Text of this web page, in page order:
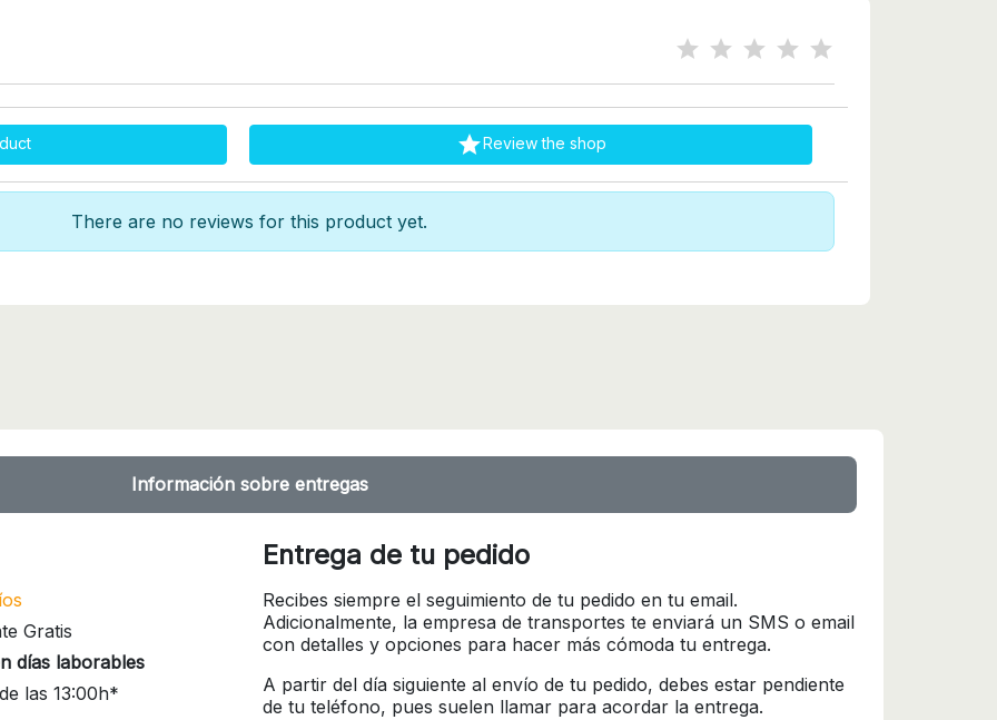
Review the shop
There are no reviews for this product yet.
Información sobre entregas
Gratis
días laborables
las 13:00h*
Entrega de tu pedido
Recibes siempre el seguimiento de tu pedido en tu email.
Adicionalmente, la empresa de transportes te enviará un SMS o email
con detalles y opciones para hacer más cómoda tu entrega.
A partir del día siguiente al envío de tu pedido, debes estar pendiente
de tu teléfono, pues suelen llamar para acordar la entrega.